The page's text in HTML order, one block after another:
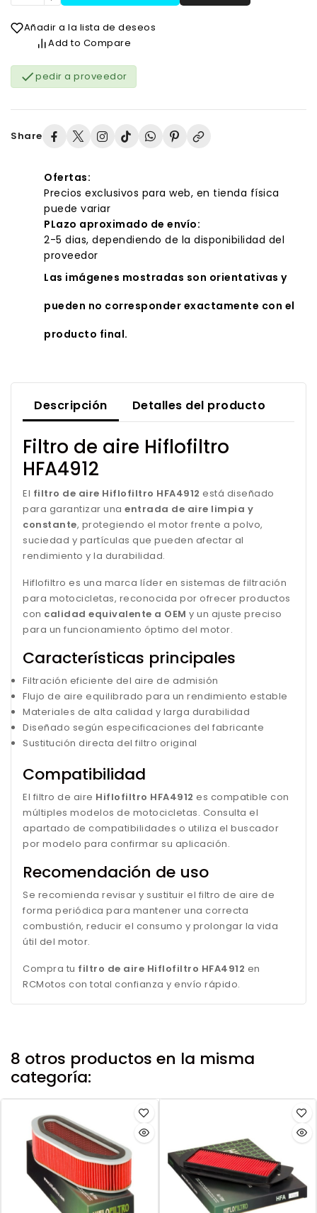
Añadir a la lista de deseos
Add to Compare
pedir a proveedor
Share
Ofertas:
Precios exclusivos para web, en tienda física
puede variar
PLazo aproximado de envío:
2-5 dias, dependiendo de la disponibilidad del
proveedor
Las imágenes mostradas son orientativas y
pueden no corresponder exactamente con el
producto final.
Descripción Detalles del producto
Filtro de aire Hiflofiltro
HFA4912
El filtro de aire Hiflofiltro HFA4912 está diseñado
para garantizar una entrada de aire limpia y
constante, protegiendo el motor frente a polvo,
suciedad y partículas que pueden afectar al
rendimiento y la durabilidad.
Hiflofiltro es una marca líder en sistemas de filtración
para motocicletas, reconocida por ofrecer productos
con calidad equivalente a OEM y un ajuste preciso
para un funcionamiento óptimo del motor.
Características principales
Filtración eficiente del aire de admisión
Flujo de aire equilibrado para un rendimiento estable
Materiales de alta calidad y larga durabilidad
Diseñado según especificaciones del fabricante
Sustitución directa del filtro original
Compatibilidad
El filtro de aire Hiflofiltro HFA4912 es compatible con
múltiples modelos de motocicletas. Consulta el
apartado de compatibilidades o utiliza el buscador
por modelo para confirmar su aplicación.
Recomendación de uso
Se recomienda revisar y sustituir el filtro de aire de
forma periódica para mantener una correcta
combustión, reducir el consumo y prolongar la vida
útil del motor.
Compra tu filtro de aire Hiflofiltro HFA4912 en
RCMotos con total confianza y envío rápido.
8 otros productos en la misma
categoría: